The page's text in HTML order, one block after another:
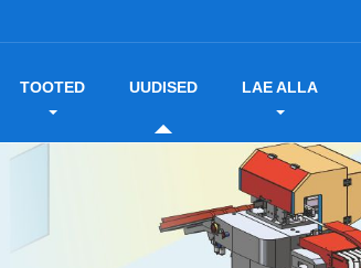
TOOTED UUDISED LAE ALLA